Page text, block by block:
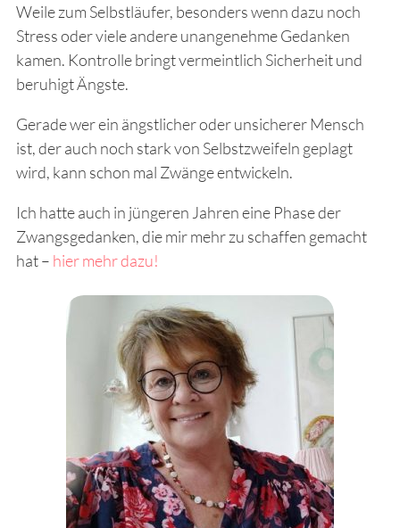
Weile zum Selbstläufer, besonders wenn dazu noch
Stress oder viele andere unangenehme Gedanken
kamen. Kontrolle bringt vermeintlich Sicherheit und
beruhigt Ängste.
Gerade wer ein ängstlicher oder unsicherer Mensch
ist, der auch noch stark von Selbstzweifeln geplagt
wird, kann schon mal Zwänge entwickeln.
Ich hatte auch in jüngeren Jahren eine Phase der
Zwangsgedanken, die mir mehr zu schaffen gemacht
hat – hier mehr dazu!